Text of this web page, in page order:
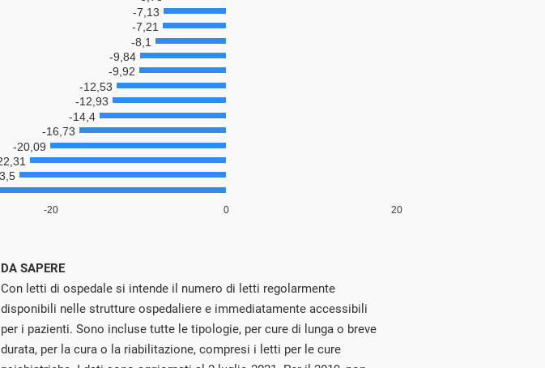
DA SAPERE
Con letti di ospedale si intende il numero di letti regolarmente
disponibili nelle strutture ospedaliere e immediatamente accessibili
per i pazienti. Sono incluse tutte le tipologie, per cure di lunga o breve
durata, per la cura o la riabilitazione, compresi i letti per le cure